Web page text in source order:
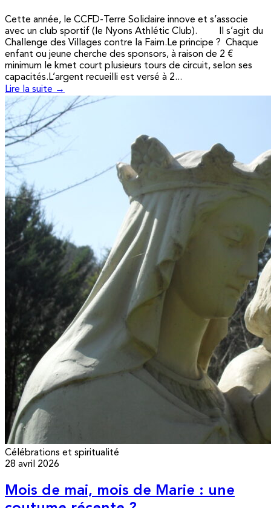
Cette année, le CCFD-Terre Solidaire innove et s’associe
avec un club sportif (le Nyons Athlétic Club). Il s’agit du
Challenge des Villages contre la Faim.Le principe ? Chaque
enfant ou jeune cherche des sponsors, à raison de 2 €
minimum le kmet court plusieurs tours de circuit, selon ses
capacités.L’argent recueilli est versé à 2...
Lire la suite →
Célébrations et spiritualité
28 avril 2026
Mois de mai, mois de Marie : une